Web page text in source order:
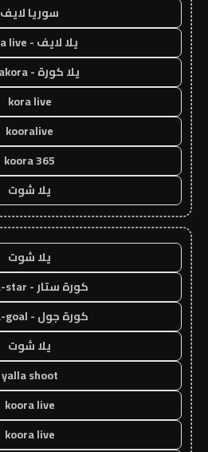
سوريا لايف
يلا لايف - yalla live
يلا كورة - yallakora
kora live
kooralive
koora 365
يلا شوت
يلا شوت
كورة ستار - koora-star
كورة جول - koora-goal
يلا شوت
yalla shoot
koora live
koora live